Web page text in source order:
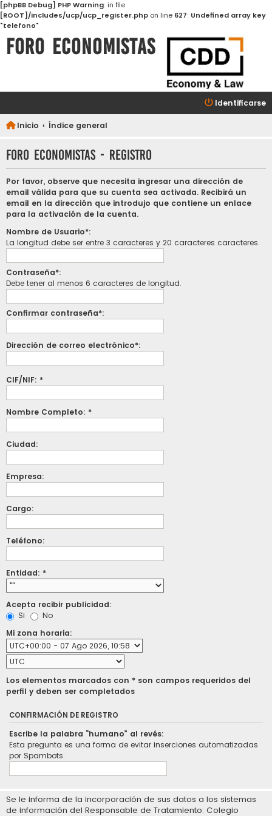
[phpBB Debug] PHP Warning: in file
[ROOT]/includes/ucp/ucp_register.php on line 627: Undefined array key
"telefono"
FORO ECONOMISTAS
Identificarse
Inicio Índice general
FORO ECONOMISTAS - Registro
Por favor, observe que necesita ingresar una dirección de
email válida para que su cuenta sea activada. Recibirá un
email en la dirección que introdujo que contiene un enlace
para la activación de la cuenta.
Nombre de Usuario*:
La longitud debe ser entre 3 caracteres y 20 caracteres caracteres.
Contraseña*:
Debe tener al menos 6 caracteres de longitud.
Confirmar contraseña*:
Dirección de correo electrónico*:
CIF/NIF: *
Nombre Completo: *
Ciudad:
Empresa:
Cargo:
Teléfono:
Entidad: *
Acepta recibir publicidad:
Si
No
Mi zona horaria:
Los elementos marcados con * son campos requeridos del
perfil y deben ser completados
CONFIRMACIÓN DE REGISTRO
Escribe la palabra “humano” al revés:
Esta pregunta es una forma de evitar inserciones automatizadas
por Spambots.
Se le informa de la incorporación de sus datos a los sistemas
de información del Responsable de Tratamiento: Colegio